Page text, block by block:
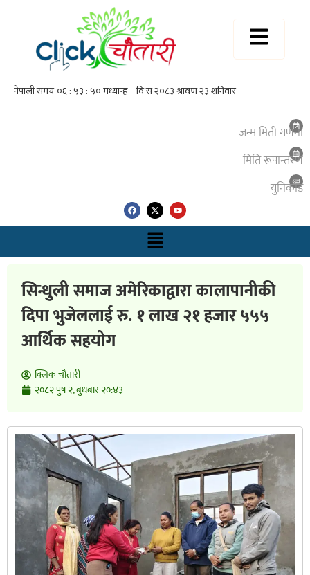
जन्म मिती गणना
मिति रूपान्तरण
युनिकाेड
सिन्धुली समाज अमेरिकाद्वारा कालापानीकी
दिपा भुजेललाई रु. १ लाख २१ हजार ५५५
आर्थिक सहयोग
क्लिक चाैतारी
२०८२ पुष २, बुधबार २०:४३